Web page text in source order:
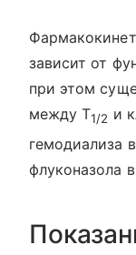
зависит от
при этом
между T1/2 и
гемодиализа
флуконазола